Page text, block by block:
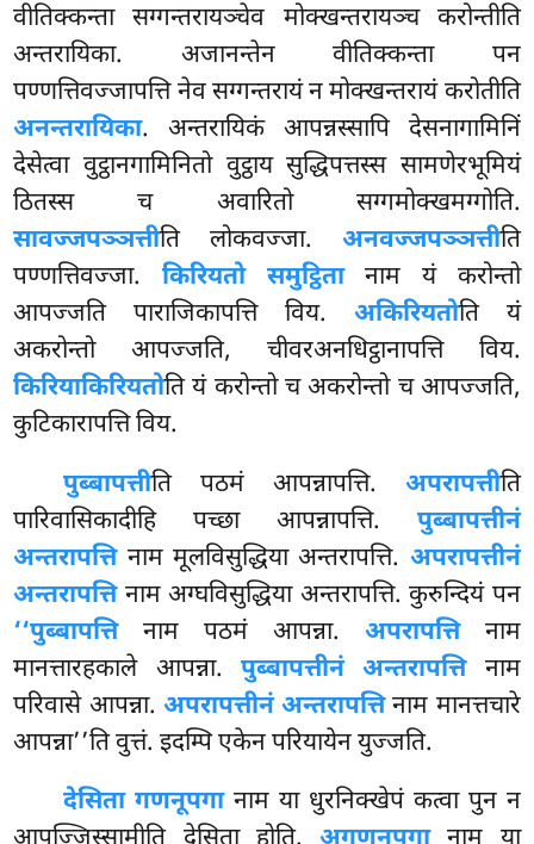
वीतिक्कन्ता सग्गन्तरायञ्चेव मोक्खन्तरायञ्च करोन्तीति
अन्तरायिका. अजानन्तेन वीतिक्कन्ता पन
पण्णत्तिवज्जापत्ति नेव सग्गन्तरायं न मोक्खन्तरायं करोतीति
अनन्तरायिका. अन्तरायिकं आपन्नस्सापि देसनागामिनिं
देसेत्वा वुट्ठानगामिनितो वुट्ठाय सुद्धिपत्तस्स सामणेरभूमियं
ठितस्स च अवारितो सग्गमोक्खमग्गोति.
सावज्जपञ्ञत्तीति लोकवज्जा. अनवज्जपञ्ञत्तीति
पण्णत्तिवज्जा. किरियतो समुट्ठितानाम यं करोन्तो
आपज्जति पाराजिकापत्ति विय. अकिरियतोति यं
अकरोन्तो आपज्जति, चीवरअनधिट्ठानापत्ति विय.
किरियाकिरियतोति यं करोन्तो च अकरोन्तो च आपज्जति,
कुटिकारापत्ति विय.
पुब्बापत्तीति पठमं आपन्नापत्ति. अपरापत्तीति
पारिवासिकादीहि पच्छा आपन्नापत्ति. पुब्बापत्तीनं
अन्तरापत्तिनाम मूलविसुद्धिया अन्तरापत्ति. अपरापत्तीनं
अन्तरापत्तिनाम अग्घविसुद्धिया अन्तरापत्ति. कुरुन्दियं पन
‘‘पुब्बापत्तिनाम पठमं आपन्ना. अपरापत्तिनाम
मानत्तारहकाले आपन्ना. पुब्बापत्तीनं अन्तरापत्तिनाम
परिवासे आपन्ना. अपरापत्तीनं अन्तरापत्तिनाम मानत्तचारे
आपन्ना’’ति वुत्तं. इदम्पि एकेन परियायेन युज्जति.
देसिता गणनूपगानाम या धुरनिक्खेपं कत्वा पुन न